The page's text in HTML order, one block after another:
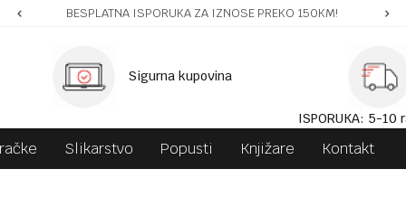
BESPLATNA ISPORUKA ZA IZNOSE PREKO 150KM!
Sigurna kupovina
ISPORUKA: 5-10
Slikarstvo Popusti Knjižare Kontakt